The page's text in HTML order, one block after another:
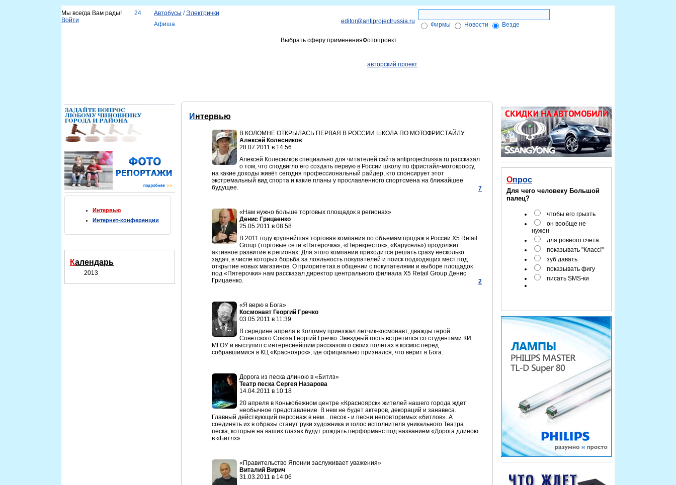
Мы всегда Вам рады!
Войти
24 Автобусы /Электрички
Афиша
Фирмы Новости Везде
editor@antiprojectrussia.ru
Выбрать сферу примененияФотопроект
авторский проект
Интервью
Интернет-конференции
Календарь
2013
Интервью
В КОЛОМНЕ ОТКРЫЛАСЬ ПЕРВАЯ В РОССИИ ШКОЛА ПО МОТОФРИСТАЙЛУ
Алексей Колесников
28.07.2011 в 14:56
Алексей Колесников специально для читателей сайта antiprojectrussia.ru рассказал
о том, что сподвигло его создать первую в России школу по фристайл-мотокроссу,
на какие доходы живёт сегодня профессиональный райдер, кто спонсирует этот
экстремальный вид спорта и какие планы у прославленного спортсмена на ближайшее
будущее.
7
«Нам нужно больше торговых площадок в регионах»
Денис Грицаенко
25.05.2011 в 08:58
В 2011 году крупнейшая торговая компания по объемам продаж в России Х5 Retail
Group (торговые сети «Пятерочка», «Перекресток», «Карусель») продолжит
активное развитие в регионах. Для этого компании приходится решать сразу несколько
задач, в числе которых борьба за лояльность покупателей и поиск подходящих мест под
открытие новых магазинов. О приоритетах в общении с покупателями и выборе площадок
под «Пятерочки» нам рассказал директор центрального филиала Х5 Retail Group Денис
Грицаенко.
2
«Я верю в Бога»
Космонавт Георгий Гречко
03.05.2011 в 11:39
В середине апреля в Коломну приезжал летчик-космонавт, дважды герой
Советского Союза Георгий Гречко. Звездный гость встретился со студентами КИ
МГОУ и выступил с интереснейшим рассказом о своих полетах в космос перед
собравшимися в КЦ «Красноярск», где официально признался, что верит в Бога.
Дорога из песка длиною в «Битлз»
Театр песка Сергея Назарова
14.04.2011 в 10:18
20 апреля в Конькобежном центре «Красноярск» жителей нашего города ждет
необычное представление. В нем не будет актеров, декораций и занавеса.
Главный действующий персонаж в нем... песок - и песни неповторимых «битлов». А
соединять их в образы станут руки художника и голос исполнителя уникального Театра
песка, которые на ваших глазах будут рождать перформанс под названием «Дорога длиною
в «Битлз».
«Правительство Японии заслуживает уважения»
Виталий Вирич
31.03.2011 в 14:06
Опрос
Для чего человеку Большой
палец?
чтобы его грызть
он вообще не
нужен
для ровного счета
показывать "Класс!"
зуб давать
показывать фигу
писать SMS-ки